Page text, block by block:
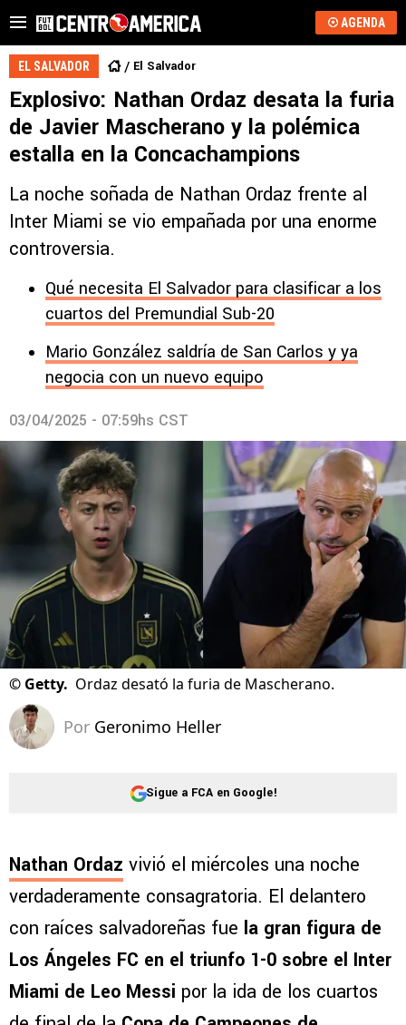
AGENDA
EL SALVADOR El Salvador
Explosivo: Nathan Ordaz desata la furia
de Javier Mascherano y la polémica
estalla en la Concachampions
La noche soñada de Nathan Ordaz frente al
Inter Miami se vio empañada por una enorme
controversia.
Qué necesita El Salvador para clasificar a los
cuartos del Premundial Sub-20
Mario González saldría de San Carlos y ya
negocia con un nuevo equipo
03/04/2025 - 07:59hs CST
© Getty. Ordaz desató la furia de Mascherano.
Por Geronimo Heller
Sigue a FCA en Google!
Nathan Ordaz vivió el miércoles una noche
verdaderamente consagratoria. El delantero
con raíces salvadoreñas fue la gran figura de
Los Ángeles FC en el triunfo 1-0 sobre el Inter
Miami de Leo Messi por la ida de los cuartos